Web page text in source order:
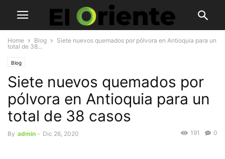
Home Blog
Siete nuevos quemados por pólvora en Antioquia para un
total de 38...
Blog
Siete nuevos quemados por
pólvora en Antioquia para un
total de 38 casos
By admin - Dic 26, 2020 0
191